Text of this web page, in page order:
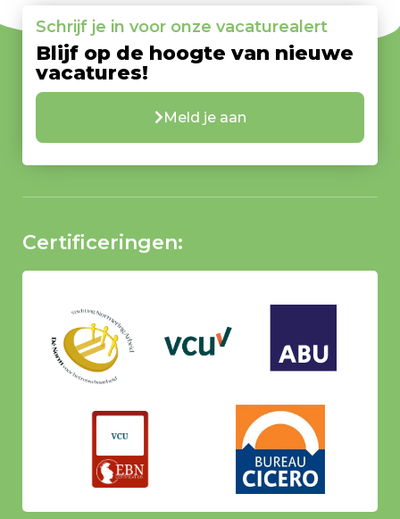
Schrijf je in voor onze vacaturealert
Blijf op de hoogte van nieuwe
vacatures!
Meld je aan
Certificeringen: